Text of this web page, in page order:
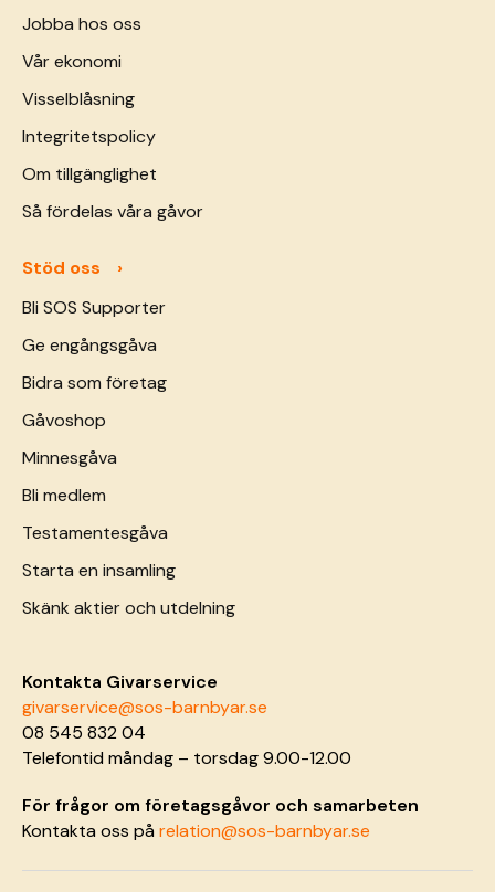
Jobba hos oss
Vår ekonomi
Visselblåsning
Integritetspolicy
Om tillgänglighet
Så fördelas våra gåvor
Stöd oss
Bli SOS Supporter
Ge engångsgåva
Bidra som företag
Gåvoshop
Minnesgåva
Bli medlem
Testamentesgåva
Starta en insamling
Skänk aktier och utdelning
Kontakta Givarservice
givarservice@sos-barnbyar.se
08 545 832 04
Telefontid måndag – torsdag 9.00-12.00
För frågor om företagsgåvor och samarbeten
Kontakta oss pårelation@sos-barnbyar.se